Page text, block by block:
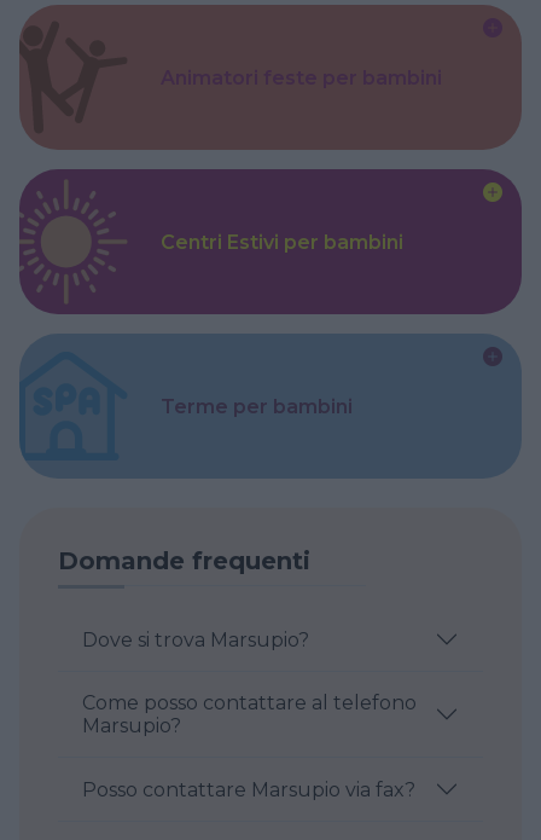
Centri Estivi per bambini
Terme per bambini
Domande frequenti
Dove si trova Marsupio?
Come posso contattare al telefono
Marsupio?
Posso contattare Marsupio via fax?